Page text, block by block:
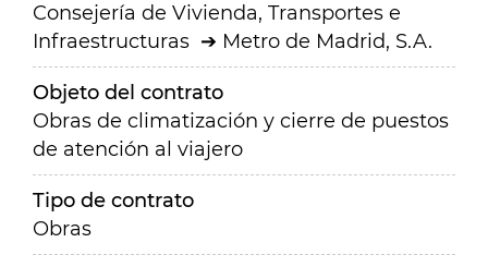
Consejería de Vivienda, Transportes e
Infraestructuras
Metro de Madrid, S.A.
Objeto del contrato
Obras de climatización y cierre de puestos
de atención al viajero
Tipo de contrato
Obras